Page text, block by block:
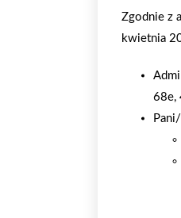
Zgodnie z
kwietnia
68e,